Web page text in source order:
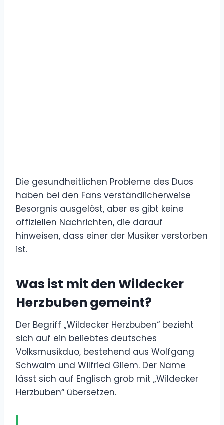
Die gesundheitlichen Probleme des Duos
haben bei den Fans verständlicherweise
Besorgnis ausgelöst, aber es gibt keine
offiziellen Nachrichten, die darauf
hinweisen, dass einer der Musiker verstorben
ist.
Was ist mit den Wildecker
Herzbuben gemeint?
Der Begriff „Wildecker Herzbuben“ bezieht
sich auf ein beliebtes deutsches
Volksmusikduo, bestehend aus Wolfgang
Schwalm und Wilfried Gliem. Der Name
lässt sich auf Englisch grob mit „Wildecker
Herzbuben“ übersetzen.